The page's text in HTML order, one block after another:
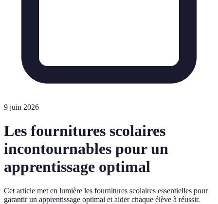
9 juin 2026
Les fournitures scolaires
incontournables pour un
apprentissage optimal
Cet article met en lumière les fournitures scolaires essentielles pour
garantir un apprentissage optimal et aider chaque élève à réussir.